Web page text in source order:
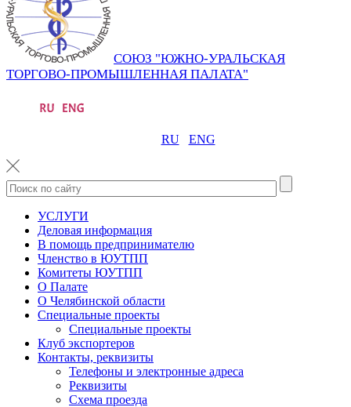
СОЮЗ "ЮЖНО-УРАЛЬСКАЯ
ТОРГОВО-ПРОМЫШЛЕННАЯ ПАЛАТА"
RU ENG
УСЛУГИ
Деловая информация
В помощь предпринимателю
Членство в ЮУТПП
Комитеты ЮУТПП
О Палате
О Челябинской области
Специальные проекты
Специальные проекты
Клуб экспортеров
Контакты, реквизиты
Телефоны и электронные адреса
Реквизиты
Схема проезда